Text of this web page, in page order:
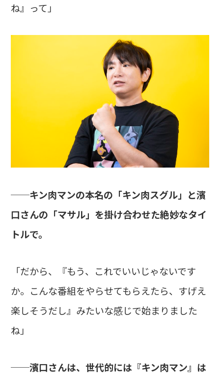
ね』って」
──キン肉マンの本名の「キン肉スグル」と濱
口さんの「マサル」を掛け合わせた絶妙なタイ
トルで。
「だから、『もう、これでいいじゃないです
か。こんな番組をやらせてもらえたら、すげえ
楽しそうだし』みたいな感じで始まりました
ね」
──濱口さんは、世代的には『キン肉マン』は